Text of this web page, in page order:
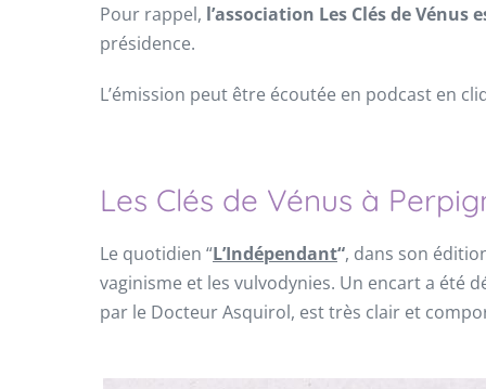
Pour rappel, l’association Les Clés de Vénus
présidence.
L’émission peut être écoutée en podcast en
Les Clés de Vénus à
Le quotidien “L’Indépendant“, dans son
vaginisme et les vulvodynies. Un encart a été
par le Docteur Asquirol, est très clair et